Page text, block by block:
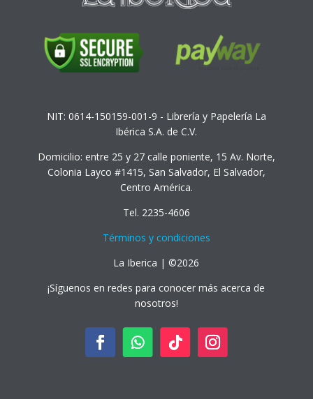
NIT: 0614-150159-001-9 - Librería y Papelería La
Ibérica S.A. de C.V.
Domicilio: entre 25 y 27 calle poniente, 15 Av. Norte,
Colonia Layco #1415, San Salvador, El Salvador,
Centro América.
Tel. 2235-4606
Términos y condiciones
La Iberica | ©2026
¡Síguenos en redes para conocer más acerca de
nosotros!